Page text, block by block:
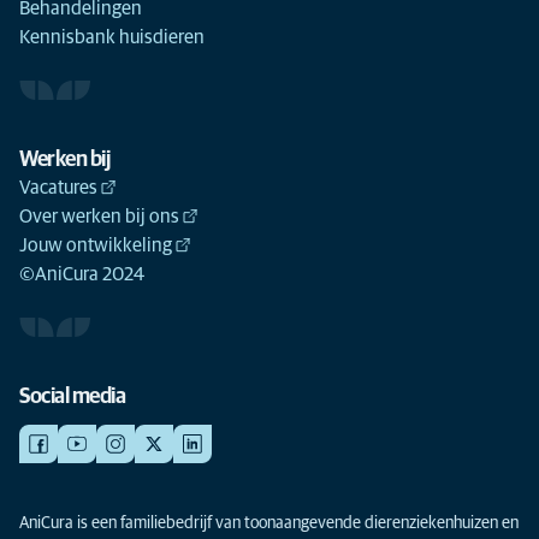
Behandelingen
Kennisbank huisdieren
Werken bij
Vacatures
Over werken bij ons
Jouw ontwikkeling
©AniCura 2024
Social media
AniCura is een familiebedrijf van toonaangevende dierenziekenhuizen en